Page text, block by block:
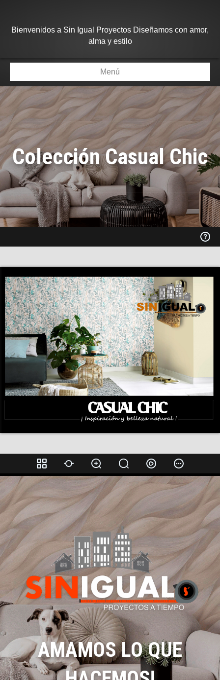
Bienvenidos a Sin Igual Proyectos Diseñamos con amor,
alma y estilo
Menú
Colección Casual Chic
AMAMOS LO QUE